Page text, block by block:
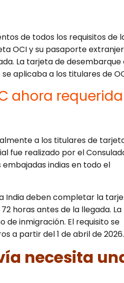
de todos los requisitos de
OCI y su pasaporte
La tarjeta de desembarque
aplicaba a los titulares de
ahora requerida
a los titulares de
fue realizado por el
indias en todo el
India deben completar la
horas antes de la llegada. La
inmigración. El requisito se
a partir del 1 de abril de 2026.
necesita